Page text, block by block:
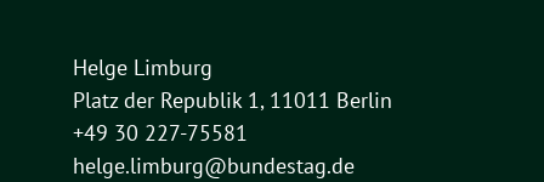
Helge Limburg
Platz der Republik 1, 11011 Berlin
+49 30 227-75581
helge.limburg@bundestag.de